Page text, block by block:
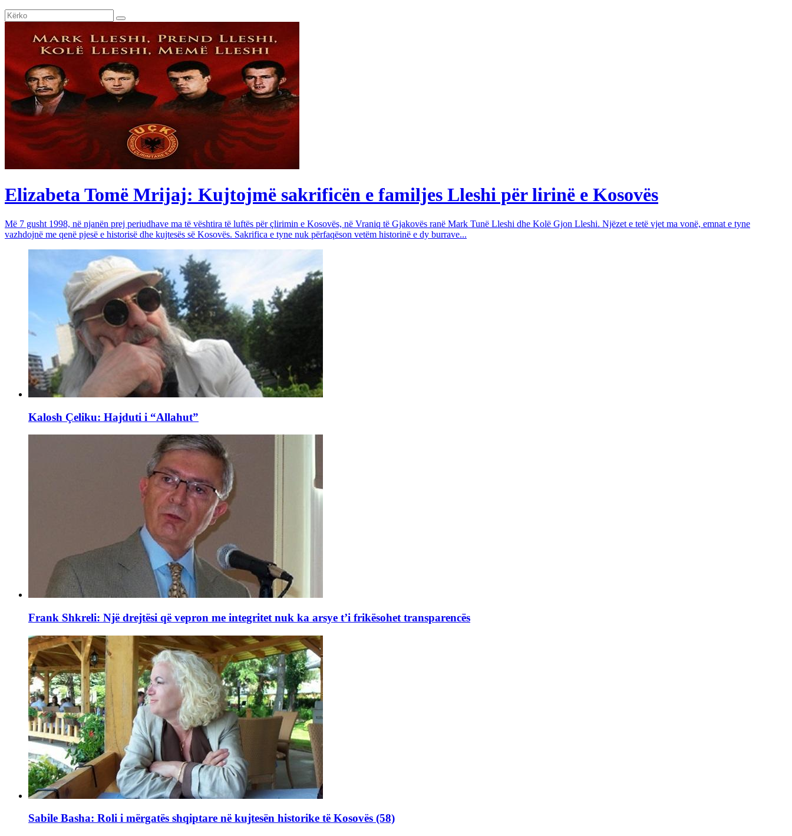
Elizabeta Tomë Mrijaj: Kujtojmë sakrificën e familjes Lleshi për lirinë e Kosovës
Më 7 gusht 1998, në njanën prej periudhave ma të vështira të luftës për çlirimin e Kosovës, në Vraniq të Gjakovës ranë Mark Tunë Lleshi dhe Kolë Gjon Lleshi. Njëzet e tetë vjet ma vonë, emnat e tyne
vazhdojnë me qenë pjesë e historisë dhe kujtesës së Kosovës. Sakrifica e tyne nuk përfaqëson vetëm historinë e dy burrave...
Kalosh Çeliku: Hajduti i “Allahut”
Frank Shkreli: Një drejtësi që vepron me integritet nuk ka arsye t’i frikësohet transparencës
Sabile Basha: Roli i mërgatës shqiptare në kujtesën historike të Kosovës (58)